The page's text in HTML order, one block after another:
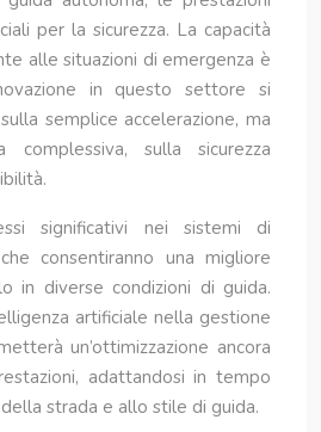
per la sicurezza. La capacità
alle situazioni di emergenza è
in questo settore si
semplice accelerazione, ma
complessiva, sulla sicurezza
significativi nei sistemi di
consentiranno una migliore
in diverse condizioni di guida.
artificiale nella gestione
un’ottimizzazione ancora
adattandosi in tempo
strada e allo stile di guida.